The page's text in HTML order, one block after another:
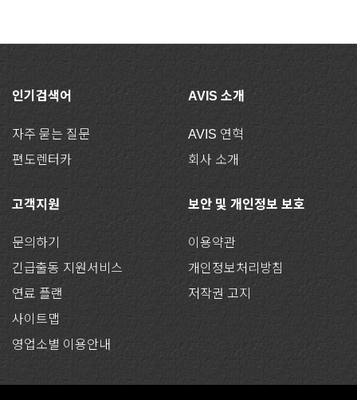
인기검색어
자주 묻는 질문
편도렌터카
AVIS 소개
AVIS 연혁
회사 소개
고객지원
문의하기
긴급출동 지원서비스
연료 플랜
사이트맵
영업소별 이용안내
보안 및 개인정보 보호
이용약관
개인정보처리방침
저작권 고지